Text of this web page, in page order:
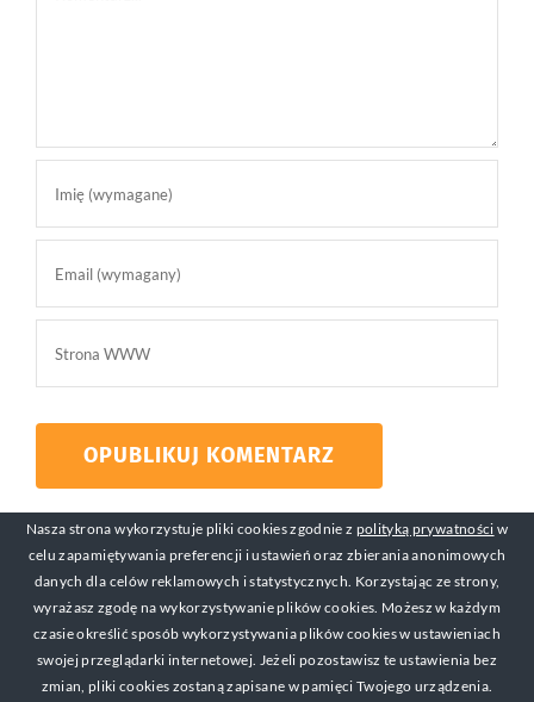
© Copyright 2017-2019 Michał Mackiewicz Kontakt:
Nasza strona wykorzystuje pliki cookies zgodnie z polityką prywatności w
celu zapamiętywania preferencji i ustawień oraz zbierania anonimowych
danych dla celów reklamowych i statystycznych. Korzystając ze strony,
wyrażasz zgodę na wykorzystywanie plików cookies. Możesz w każdym
czasie określić sposób wykorzystywania plików cookies w ustawieniach
swojej przeglądarki internetowej. Jeżeli pozostawisz te ustawienia bez
zmian, pliki cookies zostaną zapisane w pamięci Twojego urządzenia.